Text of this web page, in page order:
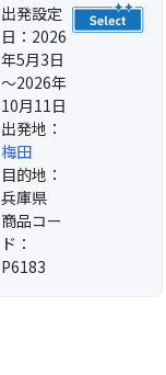
出発設定
日：2026
年5月3日
～2026年
10月11日
出発地：
梅田
目的地：
兵庫県
商品コー
ド：
P6183